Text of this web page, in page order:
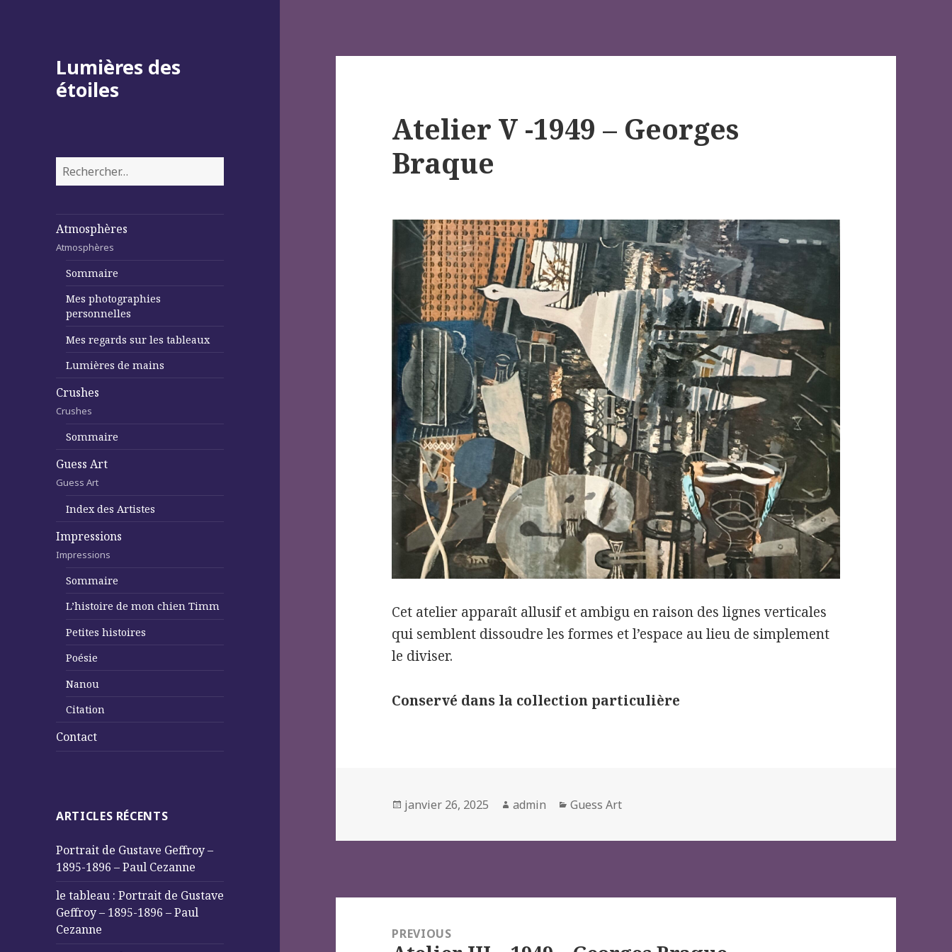
Lumières des
étoiles
Rechercher :
Atmosphères
Atmosphères
Sommaire
Mes photographies
personnelles
Mes regards sur les tableaux
Lumières de mains
Crushes
Crushes
Sommaire
Guess Art
Guess Art
Index des Artistes
Impressions
Impressions
Sommaire
L’histoire de mon chien Timm
Petites histoires
Poésie
Nanou
Citation
Contact
ARTICLES RÉCENTS
Portrait de Gustave Geffroy –
1895-1896 – Paul Cezanne
le tableau : Portrait de Gustave
Geffroy – 1895-1896 – Paul
Cezanne
Atelier V -1949 – Georges
Braque
Cet atelier apparaît allusif et ambigu en raison des lignes verticales
qui semblent dissoudre les formes et l’espace au lieu de simplement
le diviser.
Conservé dans la collection particulière
Posted
janvier 26, 2025 Author
admin Categories
Guess Art
PREVIOUS